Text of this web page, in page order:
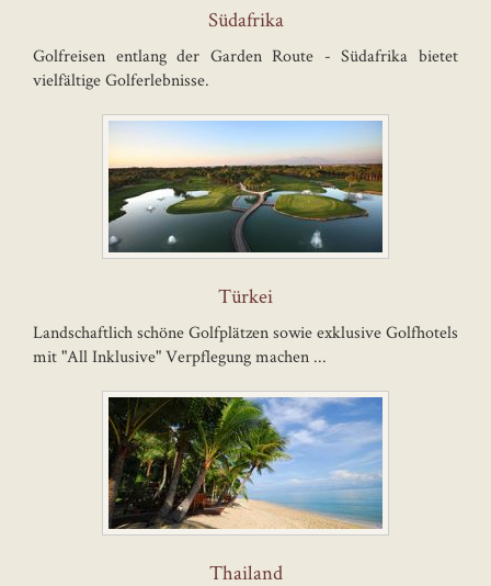
Südafrika
Golfreisen entlang der Garden Route - Südafrika bietet
vielfältige Golferlebnisse.
Türkei
Landschaftlich schöne Golfplätzen sowie exklusive Golfhotels
mit "All Inklusive" Verpflegung machen ...
Thailand